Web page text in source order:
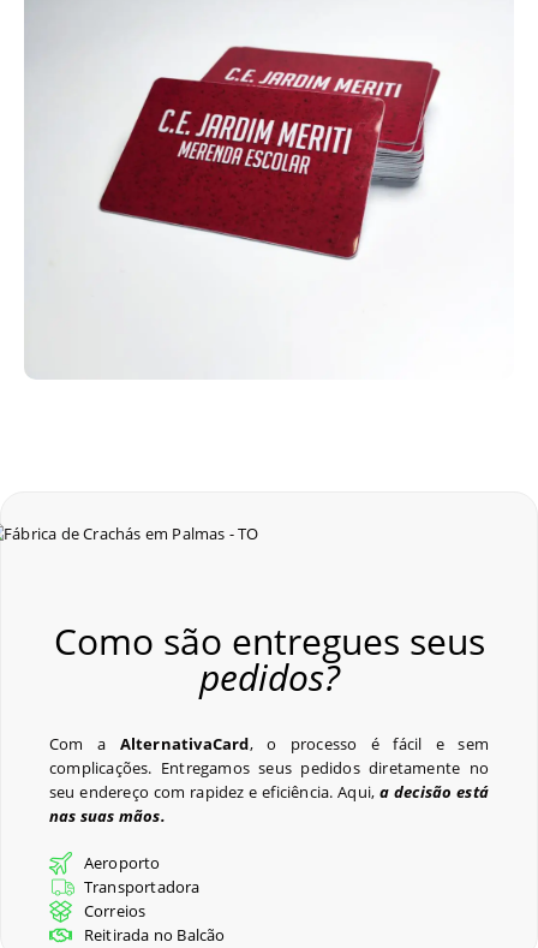
Como são entregues seus
pedidos?
Com a AlternativaCard, o processo é fácil e sem
complicações. Entregamos seus pedidos diretamente no
seu endereço com rapidez e eficiência. Aqui,a decisão está
nas suas mãos.
Aeroporto
Transportadora
Correios
Reitirada no Balcão